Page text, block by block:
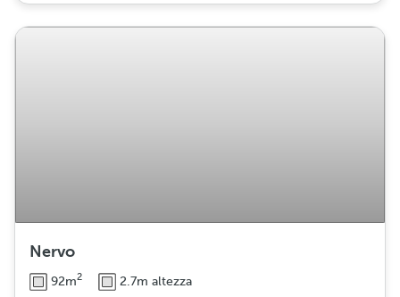
Nervo
92m2 2.7m altezza